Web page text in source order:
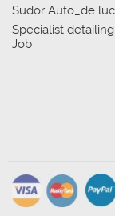
Sudor Auto_de
Specialist
Job